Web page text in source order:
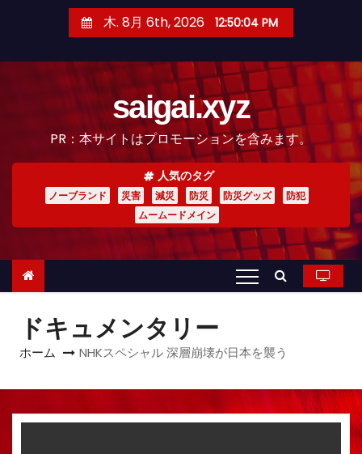
木. 8月 6th, 2026 12:50:06 PM
saigai.xyz
PR：本サイトはプロモーションを含みます。
人気のタグ
ノーブランド 災害 減災 防災 防災グッズ
防犯
ムームードメイン
ドキュメンタリー
ホーム NHKスペシャル 深層崩壊が日本を襲う